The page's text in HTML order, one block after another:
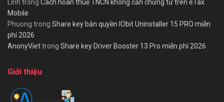
Linh trong Cách hoàn thuế TNCN không cần chứng từ trên eTax
Mobile
Phuong trong Share key bản quyền IObit Uninstaller 15 PRO miễn
phí 2026
AnonyViettrong Share key Driver Booster 13 Pro miễn phí 2026
Giới thiệu